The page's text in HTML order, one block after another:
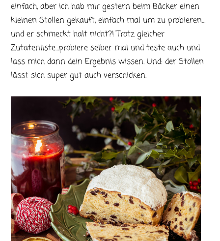
einfach, aber ich hab mir gestern beim Bäcker einen
kleinen Stollen gekauft, einfach mal um zu probieren…
und er schmeckt halt nicht?! Trotz gleicher
Zutatenliste…probiere selber mal und teste auch und
lass mich dann dein Ergebnis wissen. Und: der Stollen
lässt sich super gut auch verschicken.